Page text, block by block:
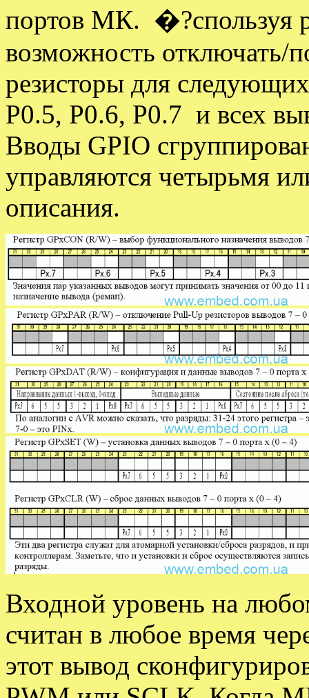
портов МК. �?спользуя
возможность отключать/
резисторы для
P0.5, P0.6, P0.7 и всех
Вводы GPIO
управляются четырьмя
описания.
Входной уровень на
считан в любое время
этот вывод